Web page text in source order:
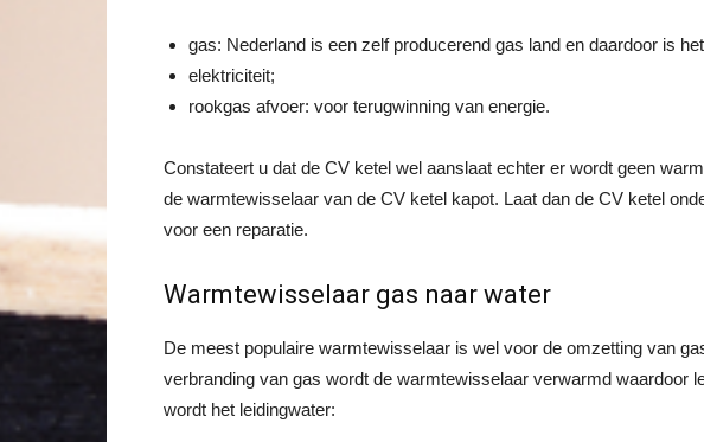
gas: Nederland is een zelf producerend gas land en daardoor is
elektriciteit;
rookgas afvoer: voor terugwinning van energie.
Constateert u dat de CV ketel wel aanslaat echter er wordt geen
de warmtewisselaar van de CV ketel kapot. Laat dan de CV ketel
voor een reparatie.
Warmtewisselaar gas naar water
De meest populaire warmtewisselaar is wel voor de omzetting van
verbranding van gas wordt de warmtewisselaar verwarmd waardoor
wordt het leidingwater: